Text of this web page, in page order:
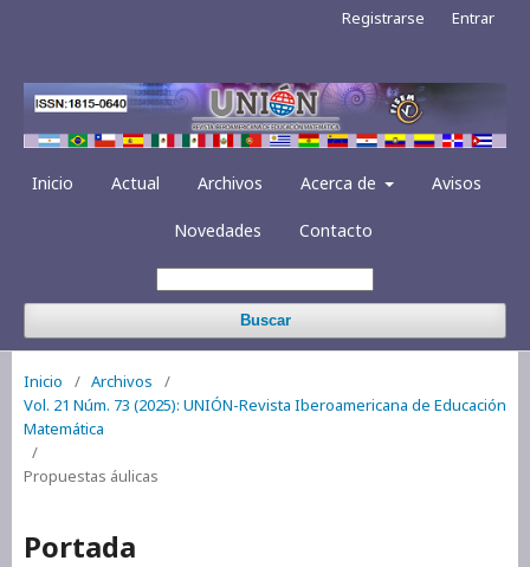
Inicio Actual Archivos Acerca de Avisos
Novedades Contacto
Buscar
Registrarse Entrar
Inicio / Archivos
/
Vol. 21 Núm. 73 (2025): UNIÓN-Revista Iberoamericana de Educación
Matemática
/
Propuestas áulicas
Portada